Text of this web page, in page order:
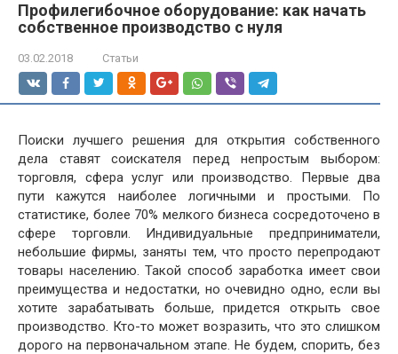
Профилегибочное оборудование: как начать
собственное производство с нуля
03.02.2018 Статьи
Поиски лучшего решения для открытия собственного
дела ставят соискателя перед непростым выбором:
торговля, сфера услуг или производство. Первые два
пути кажутся наиболее логичными и простыми. По
статистике, более 70% мелкого бизнеса сосредоточено в
сфере торговли. Индивидуальные предприниматели,
небольшие фирмы, заняты тем, что просто перепродают
товары населению. Такой способ заработка имеет свои
преимущества и недостатки, но очевидно одно, если вы
хотите зарабатывать больше, придется открыть свое
производство. Кто-то может возразить, что это слишком
дорого на первоначальном этапе. Не будем, спорить, без